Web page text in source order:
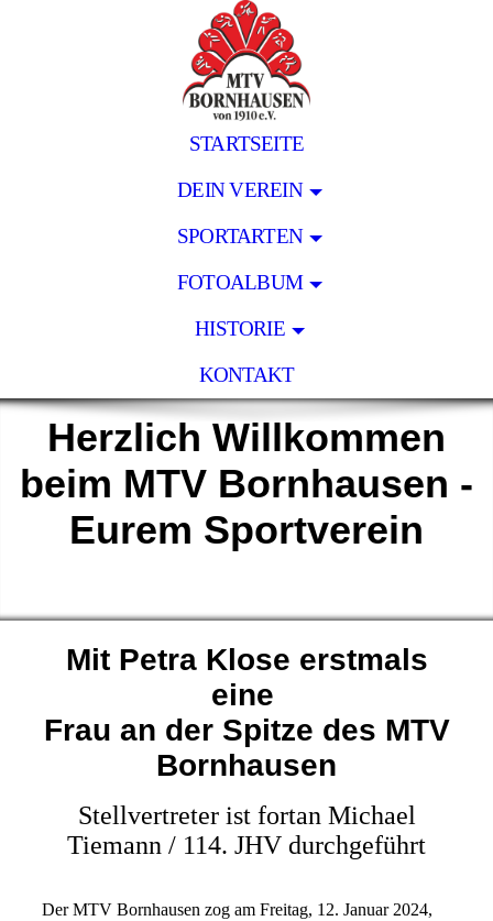
STARTSEITE
DEIN VEREIN
SPORTARTEN
FOTOALBUM
HISTORIE
KONTAKT
Herzlich Willkommen
beim MTV Bornhausen -
Eurem Sportverein
Mit Petra Klose erstmals
eine
Frau an der Spitze des MTV
Bornhausen
Stellvertreter ist fortan Michael
Tiemann / 114. JHV durchgeführt
Der MTV Bornhausen zog am Freitag, 12. Januar 2024,